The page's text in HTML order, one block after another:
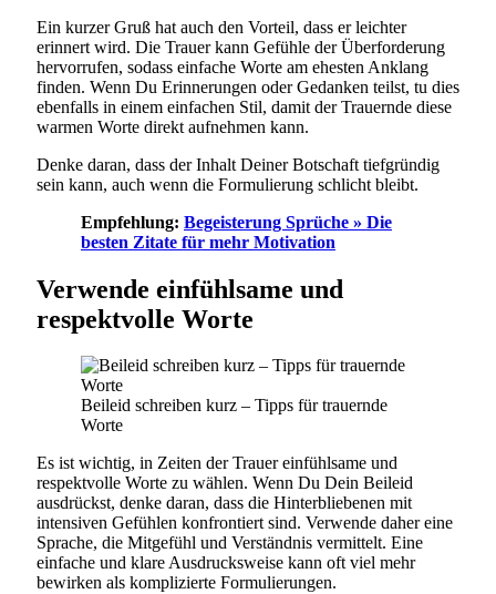
Ein kurzer Gruß hat auch den Vorteil, dass er leichter
erinnert wird. Die Trauer kann Gefühle der Überforderung
hervorrufen, sodass einfache Worte am ehesten Anklang
finden. Wenn Du Erinnerungen oder Gedanken teilst, tu dies
ebenfalls in einem einfachen Stil, damit der Trauernde diese
warmen Worte direkt aufnehmen kann.
Denke daran, dass der Inhalt Deiner Botschaft tiefgründig
sein kann, auch wenn die Formulierung schlicht bleibt.
Empfehlung: Begeisterung Sprüche » Die
besten Zitate für mehr Motivation
Verwende einfühlsame und
respektvolle Worte
Beileid schreiben kurz – Tipps für trauernde
Worte
Es ist wichtig, in Zeiten der Trauer einfühlsame und
respektvolle Worte zu wählen. Wenn Du Dein Beileid
ausdrückst, denke daran, dass die Hinterbliebenen mit
intensiven Gefühlen konfrontiert sind. Verwende daher eine
Sprache, die Mitgefühl und Verständnis vermittelt. Eine
einfache und klare Ausdrucksweise kann oft viel mehr
bewirken als komplizierte Formulierungen.